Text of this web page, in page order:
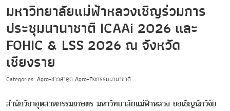
มหาวิทยาลัยแม่ฟ้าหลวงเชิญร่วมการ
ประชุมนานาชาติ ICAAi 2026 และ
FOHIC & LSS 2026 ณ จังหวัด
เชียงราย
Categories: Agro-ข่าวล่าสุด Agro-กิจกรรมนานาชาติ
สำนักวิชาอุตสาหกรรมเกษตร มหาวิทยาลัยแม่ฟ้าหลวง ขอเชิญนักวิจัย